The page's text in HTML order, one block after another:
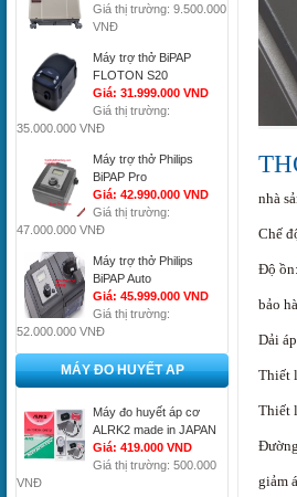
Giá thị trường: 9.500.000
VNĐ
Máy trợ thở BiPAP
FLOTON S20
Giá: 31.999.000 VND
Giá thị trường:
35.000.000 VNĐ
Máy trợ thở Philips
BiPAP Pro
Giá: 42.990.000 VND
Giá thị trường:
47.000.000 VNĐ
Máy trợ thở Philips
BiPAP Auto
Giá: 45.999.000 VND
Giá thị trường:
52.000.000 VNĐ
MÁY ĐO HUYẾT AP
Máy đo huyết áp cơ
ALRK2 made in JAPAN
Giá: 419.000 VND
Giá thị trường: 500.000
VNĐ
nhà
Chế
Độ ồn:
bảo
Dải
Thiết
Thiết
giảm